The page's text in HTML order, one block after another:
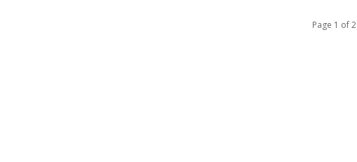
Page 1 of 2